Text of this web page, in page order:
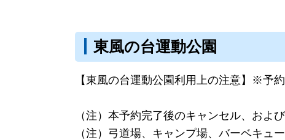
東風の台運動公園
【東風の台運動公園利用上の注意】※予
（注）本予約完了後のキャンセル、およ
（注）弓道場、キャンプ場、バーベキュ